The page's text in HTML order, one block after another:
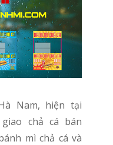
giao chả cá bán
mì chả cá và